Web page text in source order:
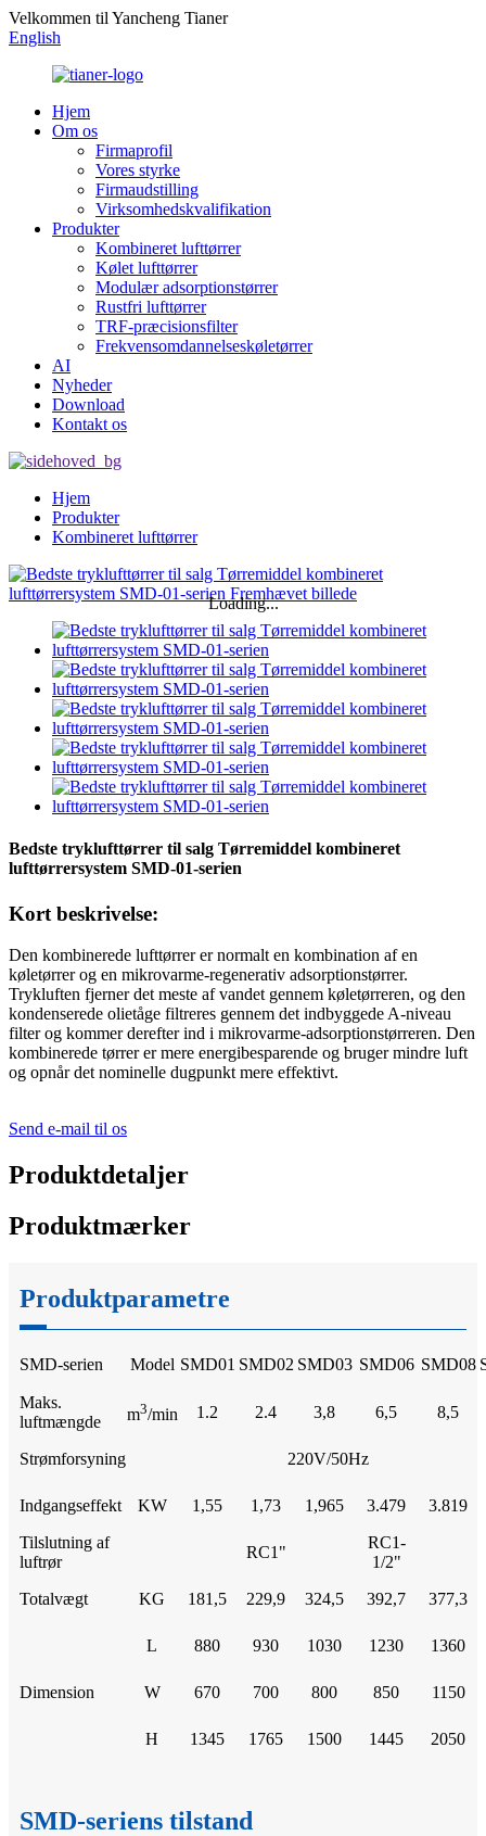
Velkommen til Yancheng Tianer
English
Hjem
Om os
Firmaprofil
Vores styrke
Firmaudstilling
Virksomhedskvalifikation
Produkter
Kombineret lufttørrer
Kølet lufttørrer
Modulær adsorptionstørrer
Rustfri lufttørrer
TRF-præcisionsfilter
Frekvensomdannelseskøletørrer
AI
Nyheder
Download
Kontakt os
Hjem
Produkter
Kombineret lufttørrer
Loading...
Bedste tryklufttørrer til salg Tørremiddel kombineret
lufttørrersystem SMD-01-serien
Kort beskrivelse:
Den kombinerede lufttørrer er normalt en kombination af en
køletørrer og en mikrovarme-regenerativ adsorptionstørrer.
Trykluften fjerner det meste af vandet gennem køletørreren, og den
kondenserede olietåge filtreres gennem det indbyggede A-niveau
filter og kommer derefter ind i mikrovarme-adsorptionstørreren. Den
kombinerede tørrer er mere energibesparende og bruger mindre luft
og opnår det nominelle dugpunkt mere effektivt.
Send e-mail til os
Produktdetaljer
Produktmærker
Produktparametre
SMD-serien Model SMD01 SMD02 SMD03 SMD06 SMD08
Maks.
luftmængde
m3/min 1.2 2.4 3,8 6,5 8,5
Strømforsyning 220V/50Hz
Indgangseffekt KW 1,55 1,73 1,965 3.479
3.819
Tilslutning af
luftrør
RC1"
RC1-
1/2"
Totalvægt
KG 181,5 229,9 324,5 392,7 377,3
Dimension
L 880 930 1030 1230 1360
W 670 700 800 850 1150
H 1345 1765 1500 1445 2050
SMD-seriens tilstand